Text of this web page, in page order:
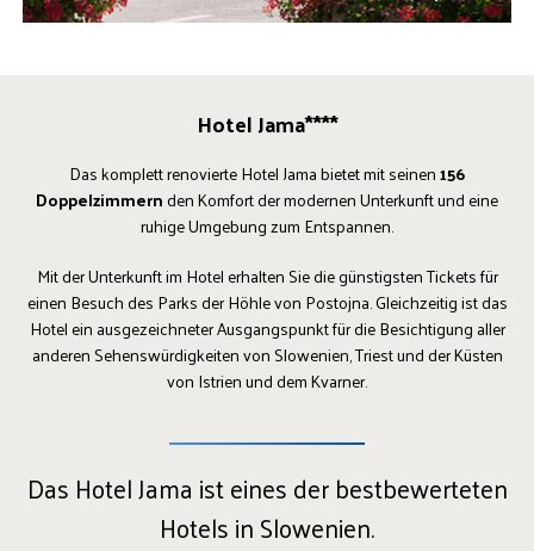
Hotel Jama****
Das komplett renovierte Hotel Jama bietet mit seinen156
Doppelzimmernden Komfort der modernen Unterkunft und eine
ruhige Umgebung zum Entspannen.
Mit der Unterkunft im Hotel erhalten Sie die günstigsten Tickets für
einen Besuch des Parks der Höhle von Postojna. Gleichzeitig ist das
Hotel ein ausgezeichneter Ausgangspunkt für die Besichtigung aller
anderen Sehenswürdigkeiten von Slowenien, Triest und der Küsten
von Istrien und dem Kvarner.
Das Hotel Jama ist eines der bestbewerteten
Hotels in Slowenien.